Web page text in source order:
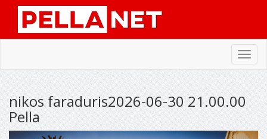
nikos faraduris2026-06-30 21.00.00
Pella